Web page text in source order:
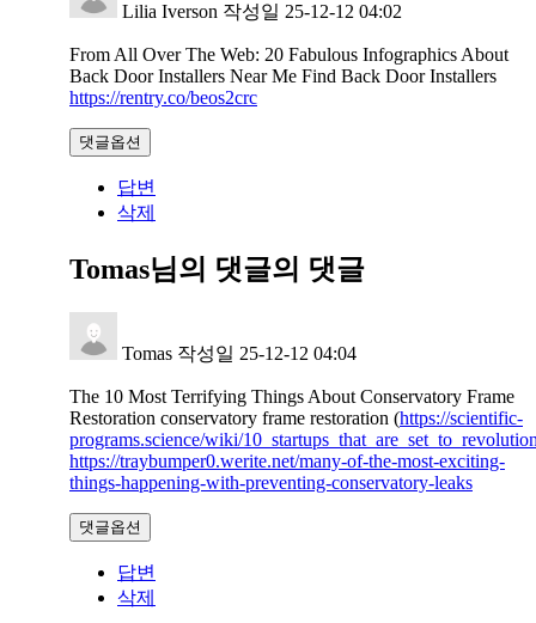
Lilia Iverson 작성일 25-12-12 04:02
From All Over The Web: 20 Fabulous Infographics About
Back Door Installers Near Me Find Back Door Installers
https://rentry.co/beos2crc
댓글옵션
답변
삭제
Tomas님의 댓글의 댓글
Tomas 작성일 25-12-12 04:04
The 10 Most Terrifying Things About Conservatory Frame
Restoration conservatory frame restoration (https://scientific-
programs.science/wiki/
https://traybumper0.werite.net/many-of-the-most-exciting-
things-happening-with-preventing-conservatory-leaks
댓글옵션
답변
삭제